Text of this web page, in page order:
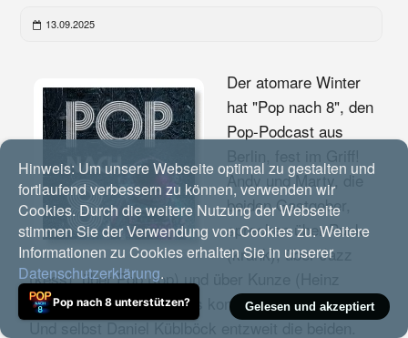
13.09.2025
Der atomare Winter
hat "Pop nach 8", den
Pop-Podcast aus
Andy und Marty, die
beiden Gastgeber,
sprechen über Punk
(krank), über Jazz
(kess), über Pop (top) und über Kunze (Heinz
Rudolf). Natürlich geht es kontrovers zur Sache.
Und selbst Daniel Küblböck entzweit die beiden.
Hinweis: Um unsere Webseite optimal zu gestalten und
fortlaufend verbessern zu können, verwenden wir
Cookies. Durch die weitere Nutzung der Webseite
stimmen Sie der Verwendung von Cookies zu. Weitere
Informationen zu Cookies erhalten Sie in unserer
Datenschutzerklärung.
Gelesen und akzeptiert
Pop nach 8 unterstützen?